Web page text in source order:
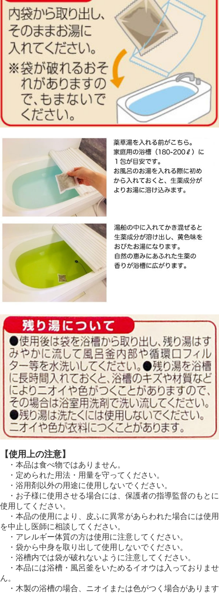
【使用上の注意】
・本品は食べ物ではありません。
・定められた用法・用量を守ってください。
・浴用剤以外の用途に使用しないでください。
・お子様に使用させる場合には、保護者の指導監督のもとに
使用してください。
・本品の使用により、皮ふに異常があらわれた場合には使用
を中止し医師に相談してください。
・アレルギー体質の方は使用に注意してください。
・袋から中身を取り出して使用しないでください。
・浴槽内では袋が破れないように注意してください。
・本品には浴槽・風呂釜をいためるイオウは入っておりませ
ん。
・木製の浴槽の場合、ニオイまたは色がつく場合があります